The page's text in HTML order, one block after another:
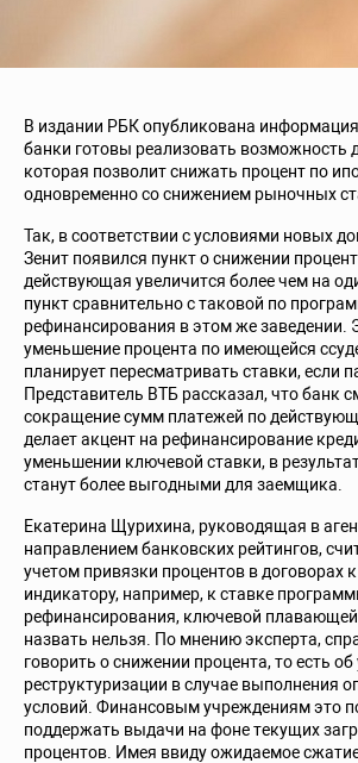
В издании РБК опубликована
банки готовы реализовать возможность
которая позволит снижать процент по
одновременно со снижением рыночных
Так, в соответствии с условиями новых
Зенит появился пункт о снижении
действующая увеличится более чем на
пункт сравнительно с таковой по
рефинансирования в этом же заведении.
уменьшение процента по имеющейся
планирует пересматривать ставки, если
Представитель ВТБ рассказал, что банк
сокращение сумм платежей по
делает акцент на рефинансирование
уменьшении ключевой ставки, в
станут более выгодными для заемщика.
Екатерина Щурихина, руководящая в
направлением банковских рейтингов,
учетом привязки процентов в договорах
индикатору, например, к ставке
рефинансирования, ключевой плавающей
назвать нельзя. По мнению эксперта,
говорить о снижении процента, то есть
реструктуризации в случае выполнения
условий. Финансовым учреждениям это
поддержать выдачи на фоне текущих
процентов. Имея ввиду ожидаемое